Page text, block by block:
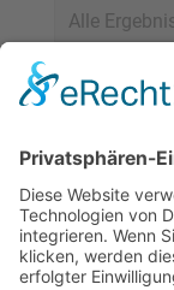
Stelle 0 als
angezeigt